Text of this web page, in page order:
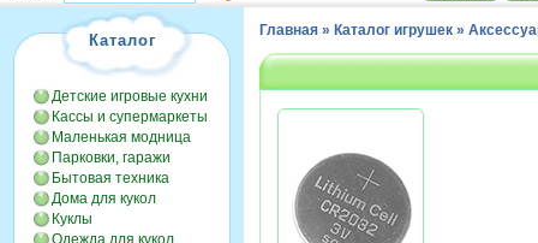
Каталог
Детские игровые кухни
Кассы и супермаркеты
Маленькая модница
Парковки, гаражи
Бытовая техника
Дома для кукол
Куклы
Одежда для кукол
Главная » Каталог игрушек »